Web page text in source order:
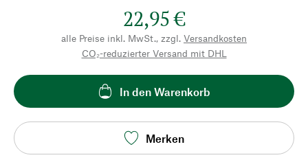
22,95 €
alle Preise inkl. MwSt., zzgl. Versandkosten
CO₂-reduzierter Versand mit DHL
In den Warenkorb
Merken